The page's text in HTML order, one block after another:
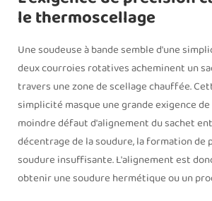
le thermoscellage
Une soudeuse à bande semble d'une
deux courroies rotatives acheminent un
travers une zone de scellage chauffée.
simplicité masque une grande exigence
moindre défaut d'alignement du sachet
décentrage de la soudure, la formation de
soudure insuffisante. L'alignement est
obtenir une soudure hermétique ou un